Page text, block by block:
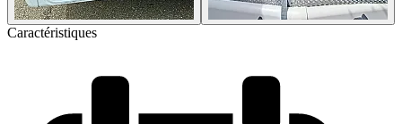
Caractéristiques